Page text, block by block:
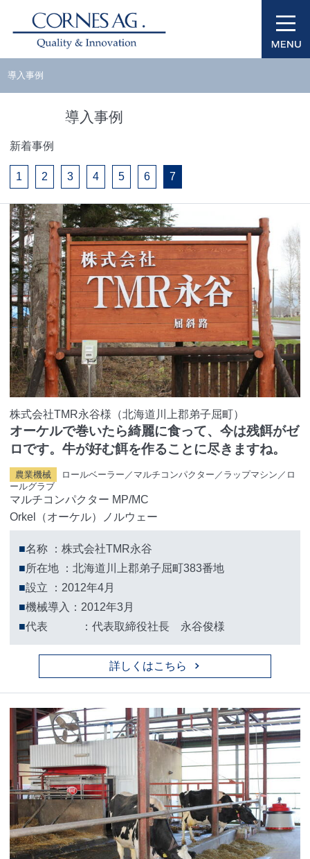
導入事例
導入事例
新着事例
1 2 3 4 5 6 7
株式会社TMR永谷様（北海道川上郡弟子屈町）
オーケルで巻いたら綺麗に食って、今は残餌がゼ
ロです。牛が好む餌を作ることに尽きますね。
農業機械
ロールベーラー／マルチコンパクター／ラップマシン／ロ
ールグラブ
マルチコンパクター MP/MC
Orkel（オーケル）ノルウェー
■名称 ：株式会社TMR永谷
■所在地 ：北海道川上郡弟子屈町383番地
■設立 ：2012年4月
■機械導入：2012年3月
■代表 ：代表取締役社長 永谷俊様
詳しくはこちら